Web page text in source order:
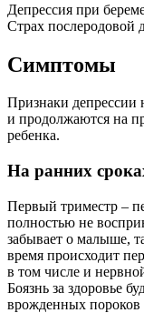
Депрессия при
Страх послеродовой
Симптомы
Признаки депрессии
и продолжаются на
ребенка.
На ранних
Первый триместр –
полностью не
забывает о малыше,
время происходит
в том числе и
Боязнь за здоровье
врожденных пороков